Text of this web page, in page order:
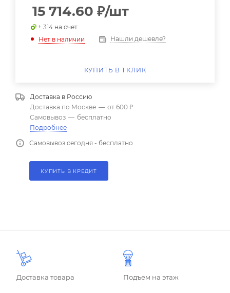
15 714.60 ₽/шт
+ 314 на счет
Нет в наличии
Нашли дешевле?
КУПИТЬ В 1 КЛИК
Доставка в Россию
Доставка по Москве — от 600 ₽
Самовывоз — бесплатно
Подробнее
Самовывоз сегодня - бесплатно
КУПИТЬ В КРЕДИТ
Доставка товара Подъем на этаж